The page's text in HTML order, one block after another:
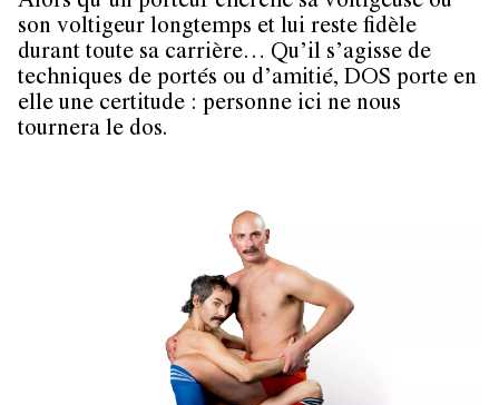
son voltigeur longtemps et lui reste fidèle
durant toute sa carrière… Qu’il s’agisse de
techniques de portés ou d’amitié, DOS porte en
elle une certitude : personne ici ne nous
tournera le dos.